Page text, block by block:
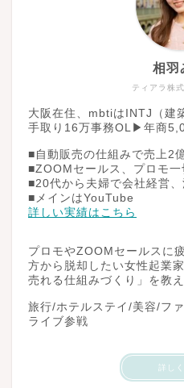
ティアラ株
相羽
大阪在住、mbtiはINTJ（建
手取り16万事務OL▶︎年商
■自動販売の仕組みで売上2
■ZOOMセールス、プロモ一
■20代から夫婦で会社経営、
■メインはYouTube
詳しい実績はこちら
プロモやZOOMセールスに
方から脱却したい女性起業
売れる仕組みづくり」を教え
旅行/ホテルステイ/美容/フ
ライブ参戦
詳し